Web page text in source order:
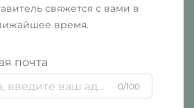
свяжется с вами в
время.
почта
0/100